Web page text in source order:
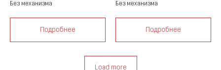
Без механизма
Подробнее
Без механизма
Подробнее
Load more